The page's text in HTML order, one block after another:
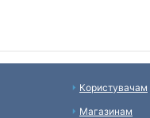
Користувачам
Магазинам